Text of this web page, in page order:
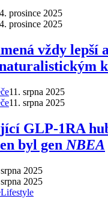
4. prosince 2025
4. prosince 2025
vždy lepší
11. srpna 2025
11. srpna 2025
GLP-1RA
byl gen NBEA
2025
2025
Lifestyle